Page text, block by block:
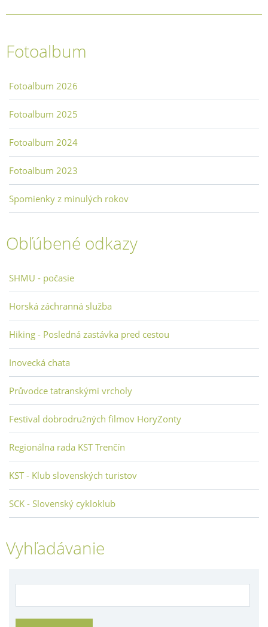
Fotoalbum
Fotoalbum 2026
Fotoalbum 2025
Fotoalbum 2024
Fotoalbum 2023
Spomienky z minulých rokov
Obľúbené odkazy
SHMU - počasie
Horská záchranná služba
Hiking - Posledná zastávka pred cestou
Inovecká chata
Průvodce tatranskými vrcholy
Festival dobrodružných filmov HoryZonty
Regionálna rada KST Trenčín
KST - Klub slovenských turistov
SCK - Slovenský cykloklub
Vyhľadávanie